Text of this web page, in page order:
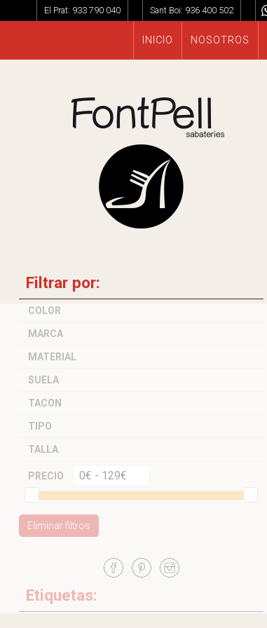
El Prat: 933 790 040 Sant Boi: 936 400 502
INICIO NOSOTROS
Filtrar por:
COLOR
MARCA
MATERIAL
SUELA
TACON
TIPO
TALLA
PRECIO
Eliminar filtros
Etiquetas: